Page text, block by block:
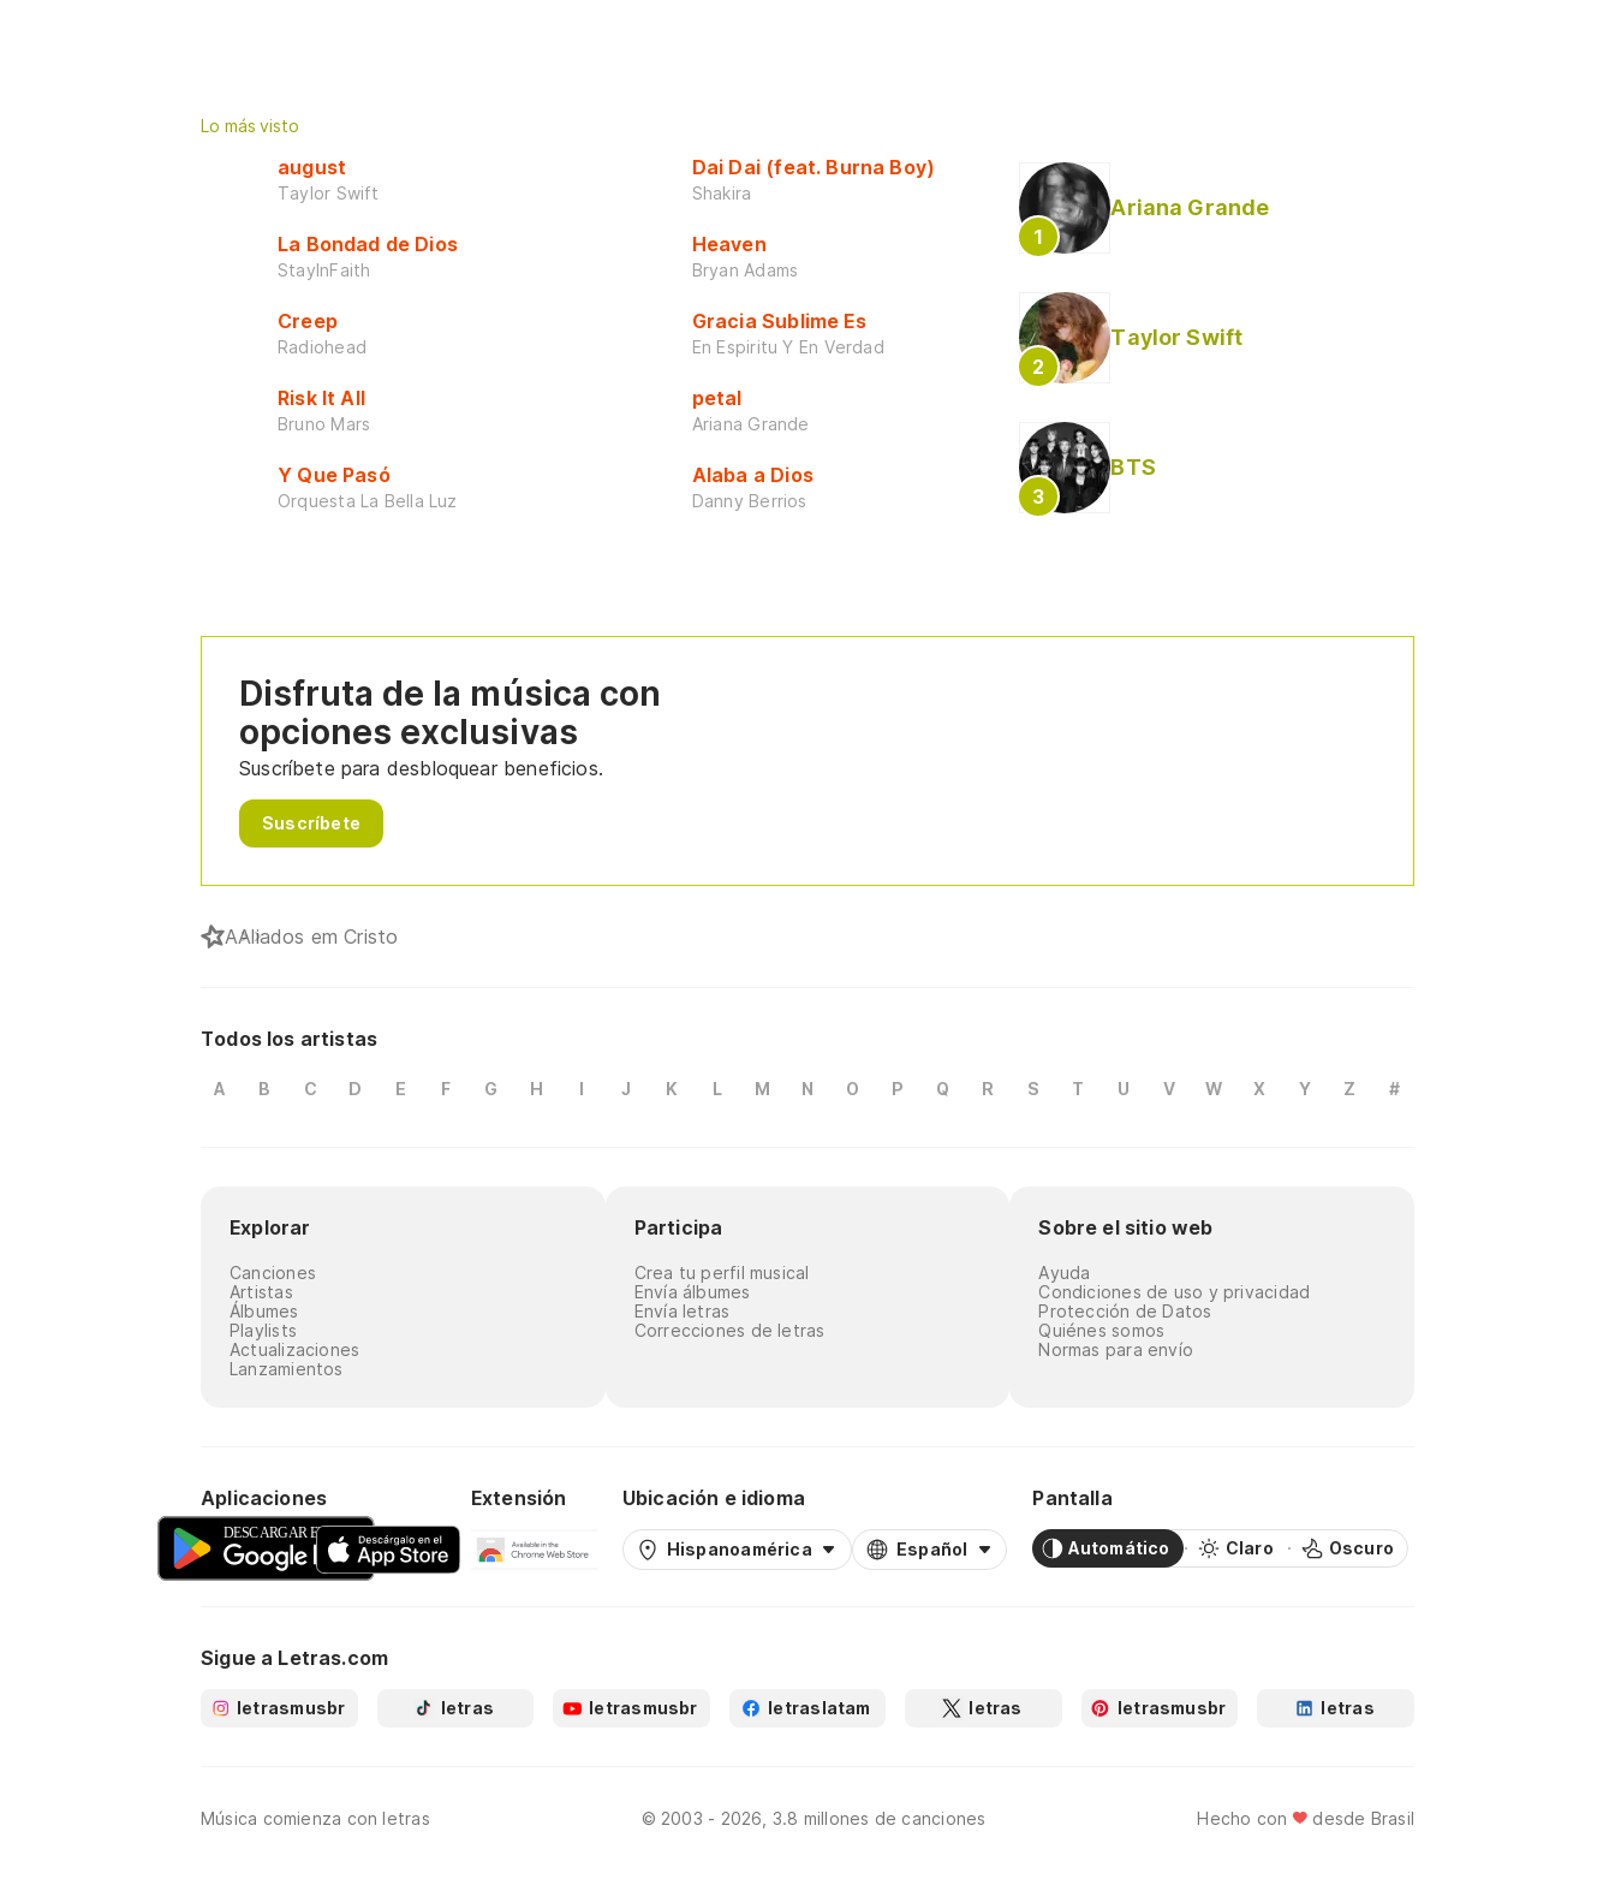
Lo más visto
august
Taylor Swift
La Bondad de Dios
StayInFaith
Creep
Radiohead
Risk It All
Bruno Mars
Y Que Pasó
Orquesta La Bella Luz
Dai Dai (feat. Burna Boy)
Shakira
Heaven
Bryan Adams
Gracia Sublime Es
En Espiritu Y En Verdad
petal
Ariana Grande
Alaba a Dios
Danny Berrios
Ariana Grande
Taylor Swift
BTS
Disfruta de la música con
opciones exclusivas
Suscríbete para desbloquear beneficios.
Suscríbete
AAliados em Cristo
Todos los artistas
A B C D E F G H I J K L M N O P Q R S T U V W X Y Z #
Explorar
Canciones
Artistas
Álbumes
Playlists
Actualizaciones
Lanzamientos
Participa
Crea tu perfil musical
Envía álbumes
Envía letras
Correcciones de letras
Sobre el sitio web
Ayuda
Condiciones de uso y privacidad
Protección de Datos
Quiénes somos
Normas para envío
Aplicaciones Extensión Ubicación e idioma
Hispanoamérica Español
Pantalla
Automático Claro Oscuro
Sigue a Letras.com
letrasmusbr letras letrasmusbr letraslatam letras letrasmusbr letras
Música comienza con letras © 2003 - 2026, 3.8 millones de canciones Hecho con desde Brasil